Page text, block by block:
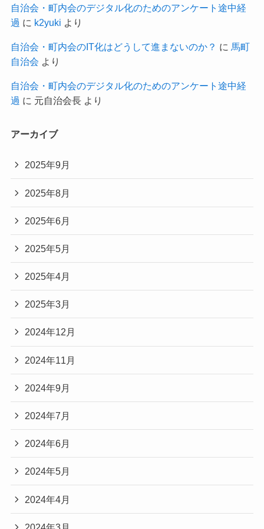
自治会・町内会のデジタル化のためのアンケート途中経
過 に k2yuki より
自治会・町内会のIT化はどうして進まないのか？ に 馬町
自治会 より
自治会・町内会のデジタル化のためのアンケート途中経
過 に 元自治会長より
アーカイブ
2025年9月
2025年8月
2025年6月
2025年5月
2025年4月
2025年3月
2024年12月
2024年11月
2024年9月
2024年7月
2024年6月
2024年5月
2024年4月